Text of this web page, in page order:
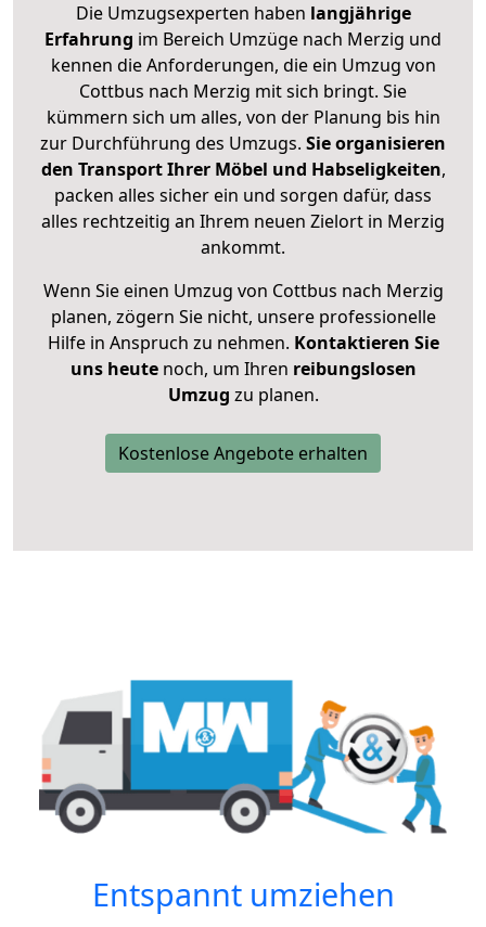
Die Umzugsexperten haben langjährige
Erfahrung im Bereich Umzüge nach Merzig und
kennen die Anforderungen, die ein Umzug von
Cottbus nach Merzig mit sich bringt. Sie
kümmern sich um alles, von der Planung bis hin
zur Durchführung des Umzugs. Sie organisieren
den Transport Ihrer Möbel und Habseligkeiten,
packen alles sicher ein und sorgen dafür, dass
alles rechtzeitig an Ihrem neuen Zielort in Merzig
ankommt.
Wenn Sie einen Umzug von Cottbus nach Merzig
planen, zögern Sie nicht, unsere professionelle
Hilfe in Anspruch zu nehmen. Kontaktieren Sie
uns heutenoch, um Ihren reibungslosen
Umzug zu planen.
Kostenlose Angebote erhalten
Entspannt umziehen